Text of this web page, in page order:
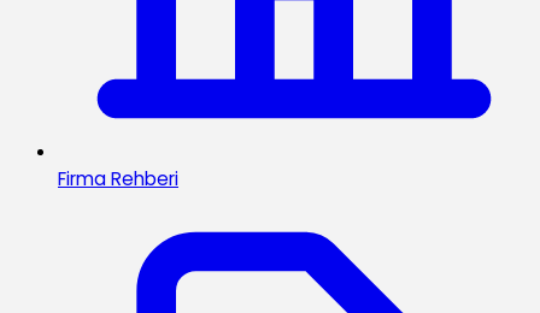
Firma Rehberi